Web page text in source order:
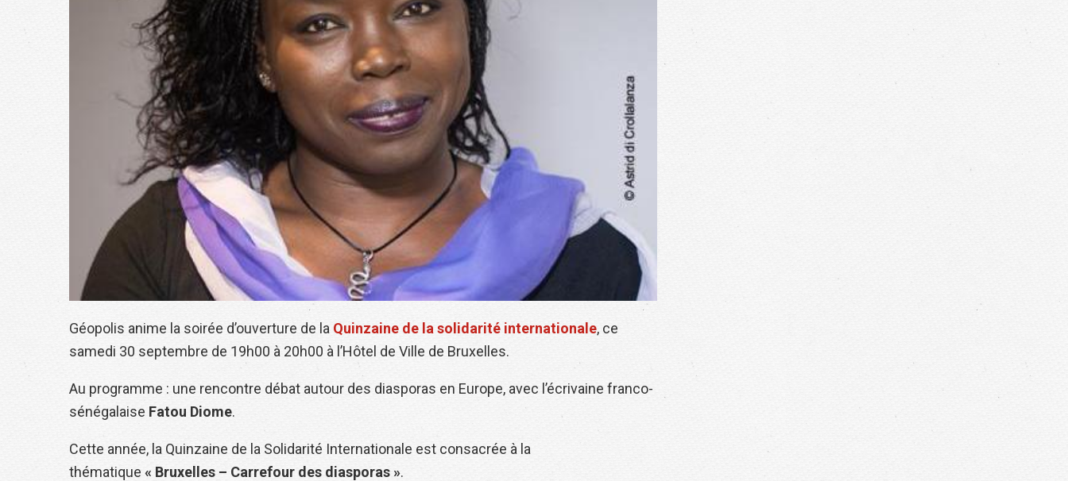
Géopolis anime la soirée d’ouverture de la Quinzaine de la solidarité internationale, ce
samedi 30 septembre de 19h00 à 20h00 à l’Hôtel de Ville de Bruxelles.
Au programme : une rencontre débat autour des diasporas en Europe, avec l’écrivaine franco-
sénégalaise Fatou Diome.
Cette année, la Quinzaine de la Solidarité Internationale est consacrée à la
thématique « Bruxelles – Carrefour des diasporas ».